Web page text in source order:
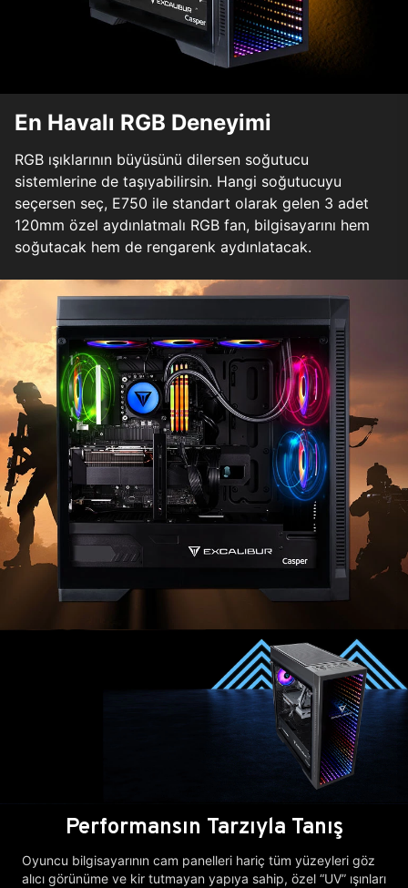
En Havalı RGB Deneyimi
RGB ışıklarının büyüsünü dilersen soğutucu
sistemlerine de taşıyabilirsin. Hangi soğutucuyu
seçersen seç, E750 ile standart olarak gelen 3 adet
120mm özel aydınlatmalı RGB fan, bilgisayarını hem
soğutacak hem de rengarenk aydınlatacak.
Performansın Tarzıyla Tanış
Oyuncu bilgisayarının cam panelleri hariç tüm yüzeyleri göz
alıcı görünüme ve kir tutmayan yapıya sahip, özel “UV” ışınları